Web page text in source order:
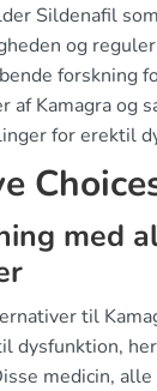
Sildenafil
og
forskning
af Kamagra og
for erektil
med
til
dysfunktion,
medicin,